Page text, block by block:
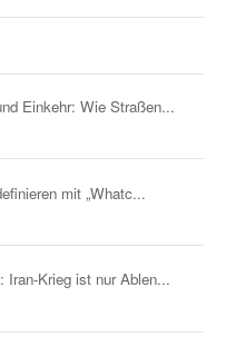
Einkehr: Wie Straßen...
mit „Whatc...
Iran-Krieg ist nur Ablen...